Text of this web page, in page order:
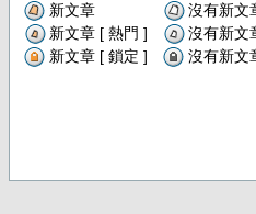
新文章 沒有新文
新文章 [ 熱門 ]
沒有新文
新文章 [ 鎖定 ]
沒有新文